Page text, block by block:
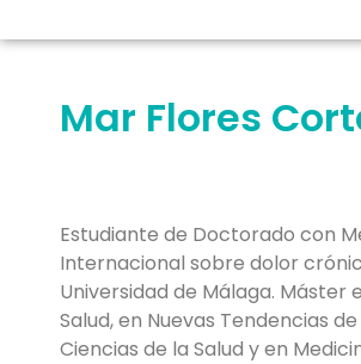
Mar Flores
Estudiante de Doctorado con
Internacional sobre dolor
Universidad de Málaga. Máster
Salud, en Nuevas Tendencias
Ciencias de la Salud y en